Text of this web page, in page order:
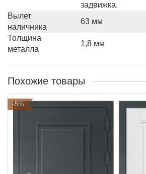
задвижка.
Вылет
наличника
63 мм
Толщина
металла
1,8 мм
Похожие товары
-5%